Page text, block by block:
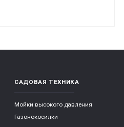
САДОВАЯ ТЕХНИКА
Мойки высокого давления
Газонокосилки